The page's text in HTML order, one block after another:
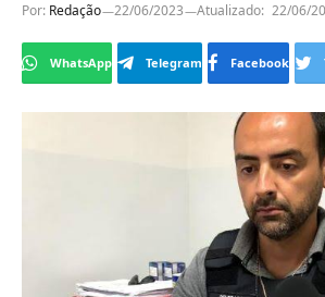
Por: Redação 22/06/2023 Atualizado: 22/06/
WhatsApp Telegram Facebook